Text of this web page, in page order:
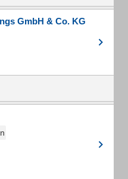
GmbH & Co. KG